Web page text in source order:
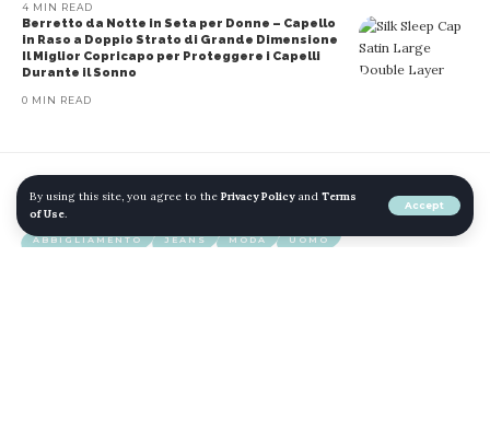
By using this site, you agree to the Privacy Policyand Terms
of Use.
Accept
4 MIN READ
Berretto da Notte in Seta per Donne – Capello
in Raso a Doppio Strato di Grande Dimensione
Il Miglior Copricapo per Proteggere i Capelli
Durante il Sonno
0 MIN READ
Home»Blog »Levi’s 511™ Slim Jeans Uomo
ABBIGLIAMENTO JEANS MODA UOMO